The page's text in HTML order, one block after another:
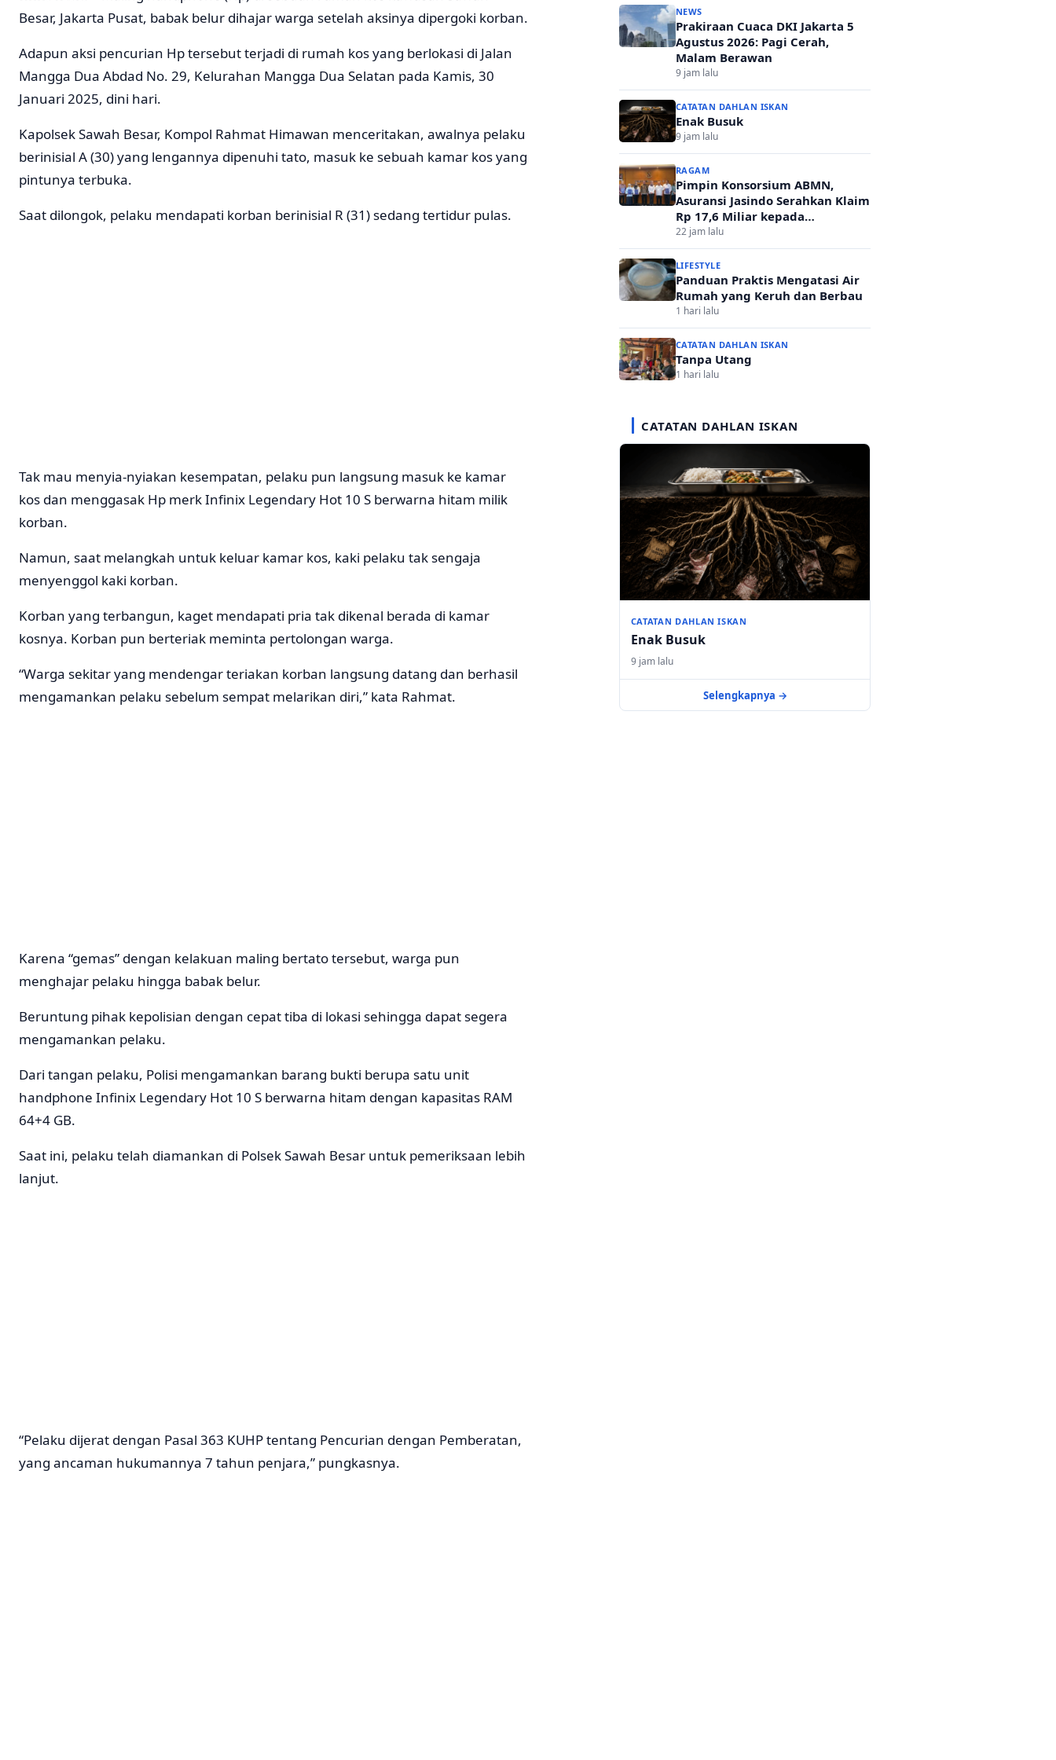
Besar, Jakarta Pusat, babak belur dihajar warga setelah aksinya dipergoki korban.
Adapun aksi pencurian Hp tersebut terjadi di rumah kos yang berlokasi di Jalan
Mangga Dua Abdad No. 29, Kelurahan Mangga Dua Selatan pada Kamis, 30
Januari 2025, dini hari.
Kapolsek Sawah Besar, Kompol Rahmat Himawan menceritakan, awalnya pelaku
berinisial A (30) yang lengannya dipenuhi tato, masuk ke sebuah kamar kos yang
pintunya terbuka.
Saat dilongok, pelaku mendapati korban berinisial R (31) sedang tertidur pulas.
Tak mau menyia-nyiakan kesempatan, pelaku pun langsung masuk ke kamar
kos dan menggasak Hp merk Infinix Legendary Hot 10 S berwarna hitam milik
korban.
Namun, saat melangkah untuk keluar kamar kos, kaki pelaku tak sengaja
menyenggol kaki korban.
Korban yang terbangun, kaget mendapati pria tak dikenal berada di kamar
kosnya. Korban pun berteriak meminta pertolongan warga.
“Warga sekitar yang mendengar teriakan korban langsung datang dan berhasil
mengamankan pelaku sebelum sempat melarikan diri,” kata Rahmat.
Karena “gemas” dengan kelakuan maling bertato tersebut, warga pun
menghajar pelaku hingga babak belur.
Beruntung pihak kepolisian dengan cepat tiba di lokasi sehingga dapat segera
mengamankan pelaku.
Dari tangan pelaku, Polisi mengamankan barang bukti berupa satu unit
handphone Infinix Legendary Hot 10 S berwarna hitam dengan kapasitas RAM
64+4 GB.
Saat ini, pelaku telah diamankan di Polsek Sawah Besar untuk pemeriksaan lebih
lanjut.
“Pelaku dijerat dengan Pasal 363 KUHP tentang Pencurian dengan Pemberatan,
yang ancaman hukumannya 7 tahun penjara,” pungkasnya.
NEWS
Prakiraan Cuaca DKI Jakarta 5
Agustus 2026: Pagi Cerah,
Malam Berawan
9 jam lalu
CATATAN DAHLAN ISKAN
Enak Busuk
9 jam lalu
RAGAM
Pimpin Konsorsium ABMN,
Asuransi Jasindo Serahkan Klaim
Rp 17,6 Miliar kepada
Kementerian Agama
22 jam lalu
LIFESTYLE
Panduan Praktis Mengatasi Air
Rumah yang Keruh dan Berbau
1 hari lalu
CATATAN DAHLAN ISKAN
Tanpa Utang
1 hari lalu
CATATAN DAHLAN ISKAN
CATATAN DAHLAN ISKAN
Enak Busuk
9 jam lalu
Selengkapnya →